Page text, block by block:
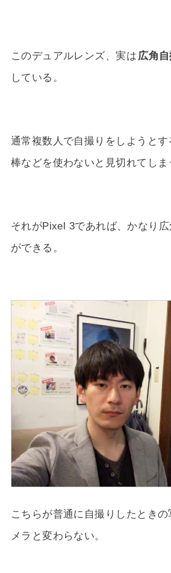
このデュアルレンズ、実は 広角
している。
通常複数人で自撮りをしようと
棒などを使わないと見切れてしま
それがPixel 3であれば、かなり
ができる。
こちらが普通に自撮りしたとき
メラと変わらない。